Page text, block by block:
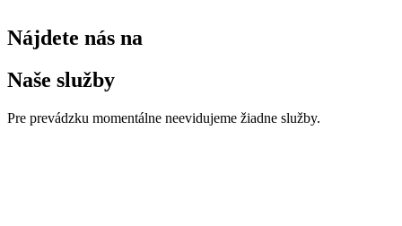
Nájdete nás na
Naše služby
Pre prevádzku momentálne neevidujeme žiadne služby.